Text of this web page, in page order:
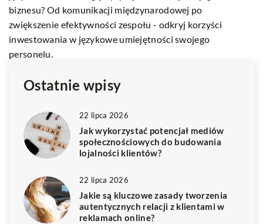
przyczynić się do efektywności i poprawy standardów
pracy w Twojej firmie.
Ostatnie wpisy
22 lipca 2026
Jak wykorzystać potencjał mediów
społecznościowych do budowania
lojalności klientów?
22 lipca 2026
Jakie są kluczowe zasady tworzenia
autentycznych relacji z klientami w
reklamach online?